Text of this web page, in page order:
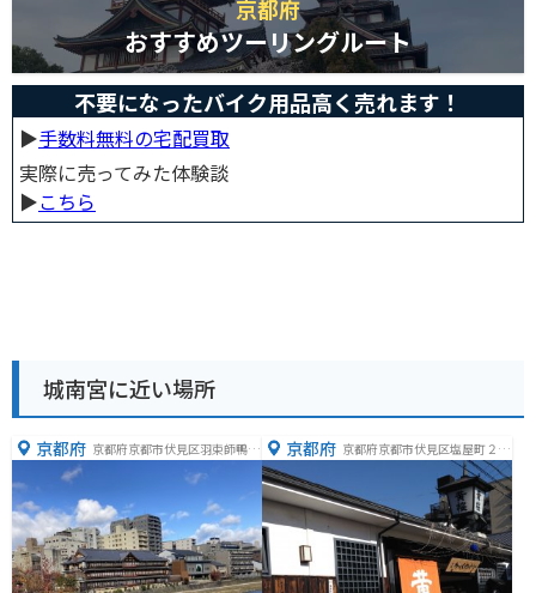
京都府
おすすめツーリングルート
不要になったバイク用品高く売れます！
▶︎手数料無料の宅配買取
実際に売ってみた体験談
▶︎こちら
城南宮に近い場所
京都府 京都府京都市伏見区羽束師鴨川
京都府 京都府京都市伏見区塩屋町２２